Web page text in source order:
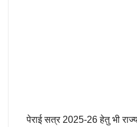
पेराई सत्र 2025-26 हेतु भी राज्य